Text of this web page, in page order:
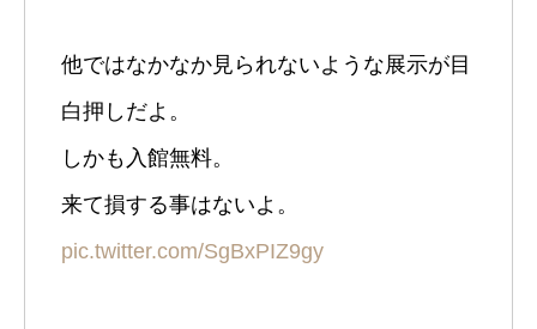
他ではなかなか見られないような展示が目
白押しだよ。
しかも入館無料。
来て損する事はないよ。
pic.twitter.com/SgBxPIZ9gy